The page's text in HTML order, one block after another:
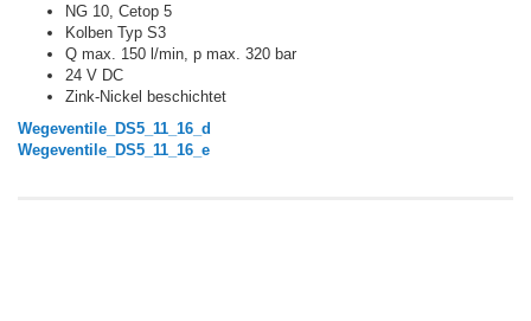
NG 10, Cetop 5
Kolben Typ S3
Q max. 150 l/min, p max. 320 bar
24 V DC
Zink-Nickel beschichtet
Wegeventile_DS5_11_16_d
Wegeventile_DS5_11_16_e